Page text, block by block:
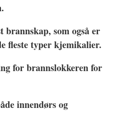
som også er
fleste typer kjemikalier.
for brannslokkeren for
innendørs og